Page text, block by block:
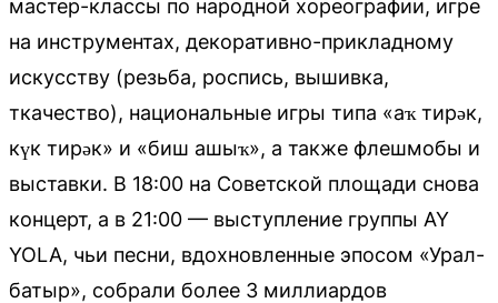
мастер-классы по народной хореографии, игре
на инструментах, декоративно-прикладному
искусству (резьба, роспись, вышивка,
ткачество), национальные игры типа «аҡ тирәк,
күк тирәк» и «биш ашыҡ», а также флешмобы и
выставки. В 18:00 на Советской площади снова
концерт, а в 21:00 — выступление группы AY
YOLA, чьи песни, вдохновленные эпосом «Урал-
батыр», собрали более 3 миллиардов